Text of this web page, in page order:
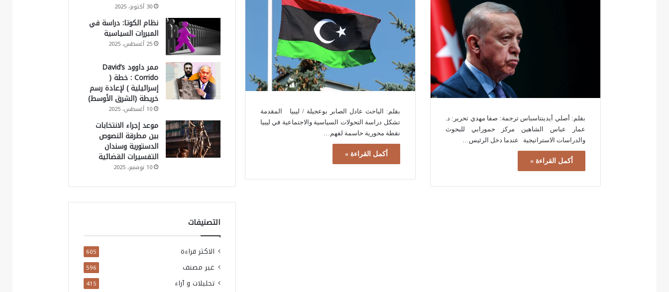
بقلم: أصلي أيدينتاسباس ترجمة: صفا مهدي تحرير: د.
عمار عباس الشاهين مركز حمورابي للبحوث
والدراسات الاستراتيجية عندما دخل الرئيس…
أكمل القراءة »
بقلم: الباحث عادل الصابر بوعجيلة / ليبيا المقدمة
تشكل دراسة التحولات السياسية والاجتماعية في ليبيا
نقطة محورية حاسمة لفهم…
أكمل القراءة »
30 أكتوبر، 2025
نظام الكوتا: دراسة في
المبررات السياسية
25 أغسطس، 2025
ممر داوود David’s
Corrido : خطة (
إسرائيلية ) لإعادة رسم
خريطة (الشرق الأوسط)
10 أغسطس، 2025
موعد إجراء الانتخابات
بين مطرقة النصوص
الدستورية وسندان
التفسيرات القضائية
10 نوفمبر، 2025
التصنيفات
الاكثر قراءة 605
غير مصنف 596
تحليلات و آراء 415